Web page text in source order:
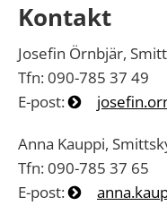
Kontakt
Josefin Örnbjär,
Tfn: 090-785 37 49
E-post:
Anna Kauppi,
Tfn: 090-785 37 65
E-post: